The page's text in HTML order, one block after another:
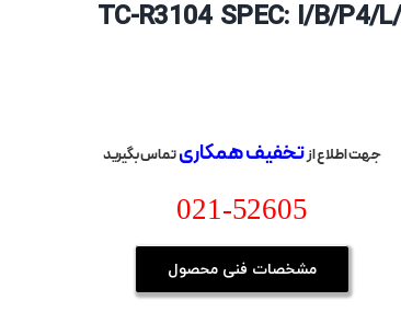
جهت اطلاع ازتخفیف همکاریتماس بگیرید
021-52605
مشخصات فنی محصول